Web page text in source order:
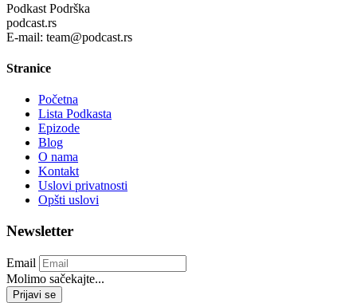
Podkast Podrška
podcast.rs
E-mail: team@podcast.rs
Stranice
Početna
Lista Podkasta
Epizode
Blog
O nama
Kontakt
Uslovi privatnosti
Opšti uslovi
Newsletter
Email
Molimo sačekajte...
Prijavi se